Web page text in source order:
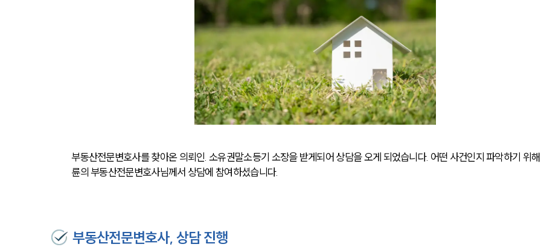
부동산전문변호사를 찾아온 의뢰인. 소유권말소등기 소장을 받게되어 상담을 오게 되었습니다. 어떤 사건인지 파악하기 위해
륜의 부동산전문변호사님께서 상담에 참여하셨습니다.
부동산전문변호사, 상담 진행